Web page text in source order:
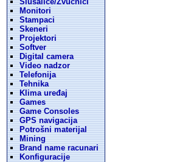
Monitori
Stampaci
Skeneri
Projektori
Softver
Digital camera
Video nadzor
Telefonija
Tehnika
Klima uređaj
Games
Game Consoles
GPS navigacija
Potrošni materijal
Mining
Brand name racunari
Konfiguracije